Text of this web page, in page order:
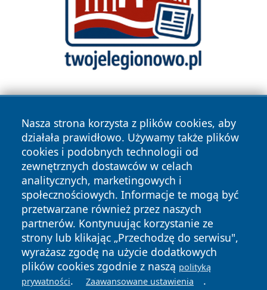
Nasza strona korzysta z plików cookies, aby
działała prawidłowo. Używamy także plików
cookies i podobnych technologii od
zewnętrznych dostawców w celach
analitycznych, marketingowych i
społecznościowych. Informacje te mogą być
przetwarzane również przez naszych
partnerów. Kontynuując korzystanie ze
strony lub klikając „Przechodzę do serwisu",
wyrażasz zgodę na użycie dodatkowych
plików cookies zgodnie z naszą polityką
prywatności. Zaawansowane ustawienia .
Copyright © 2026 wrotazabrza.pl Wszystkie prawa
zastrzeżone.
News Autorzy
Polityka
Prywatności
Polityka
Cookies